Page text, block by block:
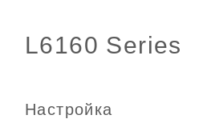
Настройка